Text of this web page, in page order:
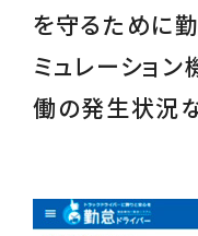
を守るために
ミュレーション
働の発生状況